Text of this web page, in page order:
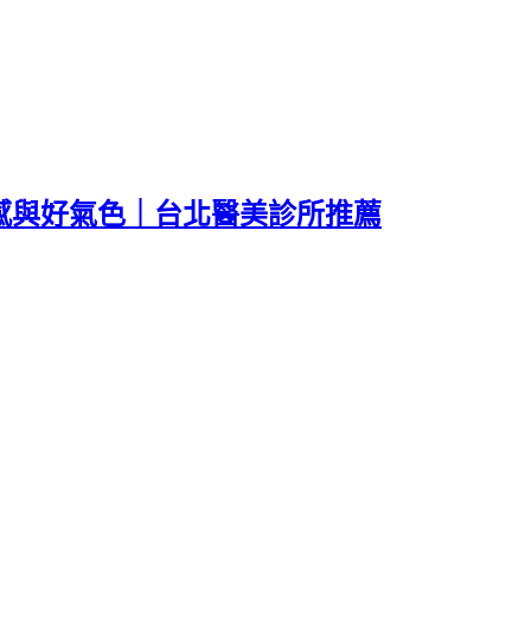
好氣色｜台北醫美診所推薦